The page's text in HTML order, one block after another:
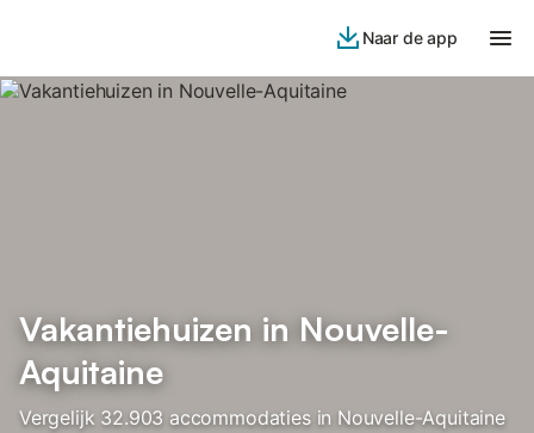
Naar de app
Vakantiehuizen in Nouvelle-
Aquitaine
Vergelijk 32.903 accommodaties in Nouvelle-Aquitaine